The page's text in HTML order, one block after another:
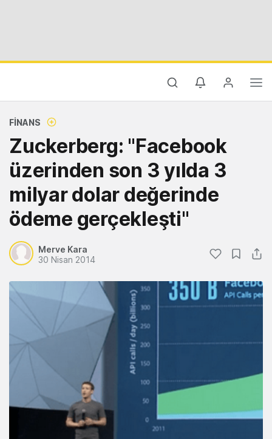
FINANS
Zuckerberg: "Facebook
üzerinden son 3 yılda 3
milyar dolar değerinde
ödeme gerçekleşti"
Merve Kara
30 Nisan 2014